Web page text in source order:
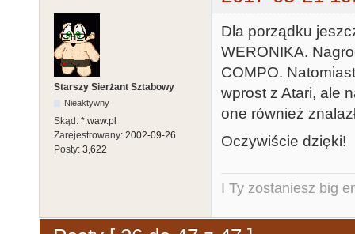
Starszy Sierżant Sztabowy
Nieaktywny
Skąd: *.waw.pl
Zarejestrowany: 2002-09-26
Posty: 3,622
Dla porządku
WERONIKA.
COMPO.
wprost z Atari, ale
one również
Oczywiście dzięki!
I Ty zostaniesz big